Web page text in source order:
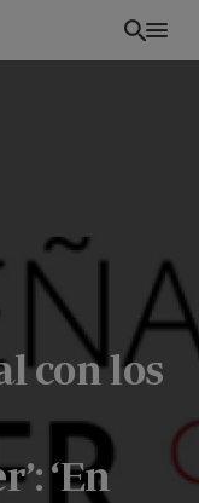
con los
‘En